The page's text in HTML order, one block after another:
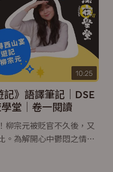
10:25
》語譯筆記｜DSE
堂｜卷一閱讀
柳宗元被貶官不久後，又
。為解開心中鬱悶之情…